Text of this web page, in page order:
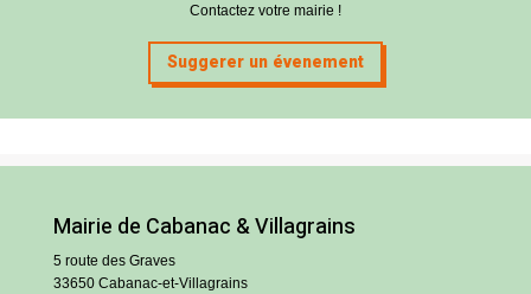
Contactez votre mairie !
Suggerer un évenement
Mairie de Cabanac & Villagrains
5 route des Graves
33650 Cabanac-et-Villagrains